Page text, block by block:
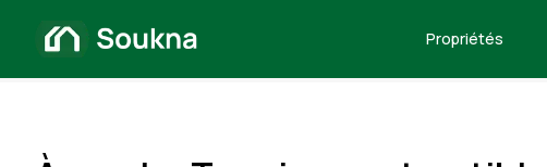
Propriétés